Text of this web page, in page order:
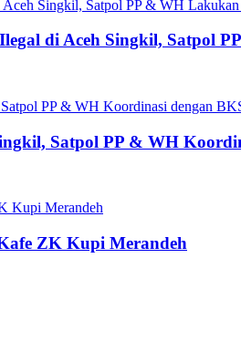
di Aceh Singkil, Satpol
Satpol PP & WH
ZK Kupi Merandeh